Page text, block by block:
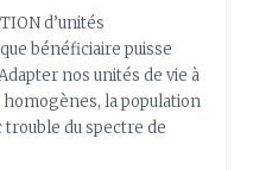
d’unités
bénéficiaire puisse
nos unités de vie à
la population
trouble du spectre de